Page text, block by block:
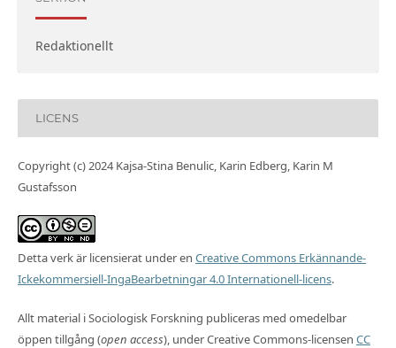
Redaktionellt
LICENS
Copyright (c) 2024 Kajsa-Stina Benulic, Karin Edberg, Karin M
Gustafsson
Detta verk är licensierat under en Creative Commons Erkännande-
Ickekommersiell-IngaBearbetningar 4.0 Internationell-licens.
Allt material i Sociologisk Forskning publiceras med omedelbar
öppen tillgång (open access), under Creative Commons-licensen CC